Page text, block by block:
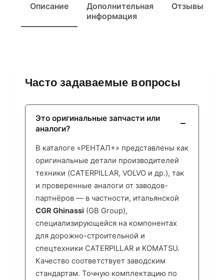
Описание
Дополнительная
информация
Отзывы
Часто задаваемые вопросы
Это оригинальные запчасти или
аналоги?
В каталоге «РЕНТАЛ+» представлены как
оригинальные детали производителей
техники (CATERPILLAR, VOLVO и др.), так
и проверенные аналоги от заводов-
партнёров — в частности, итальянской
CGR Ghinassi (GB Group),
специализирующейся на компонентах
для дорожно-строительной и
спецтехники CATERPILLAR и KOMATSU.
Качество соответствует заводским
стандартам. Точную комплектацию по